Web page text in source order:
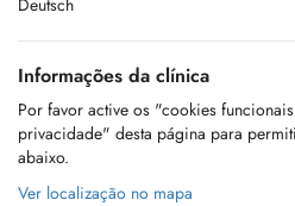
Deutsch
Informações da clínica
Por favor active os "cookies
privacidade" desta página para
abaixo.
Ver localização no mapa